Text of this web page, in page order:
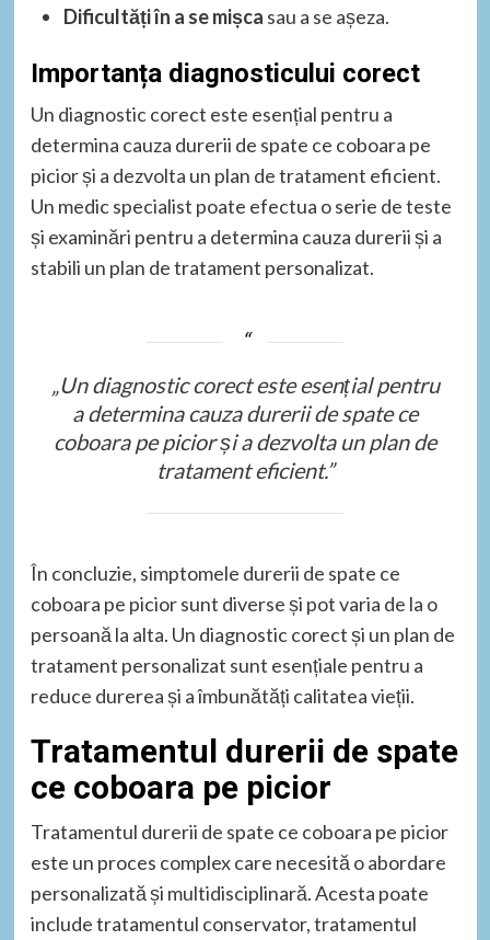
Dificultăți în a se mișca sau a se așeza.
Importanța diagnosticului corect
Un diagnostic corect este esențial pentru a
determina cauza durerii de spate ce coboara pe
picior și a dezvolta un plan de tratament eficient.
Un medic specialist poate efectua o serie de teste
și examinări pentru a determina cauza durerii și a
stabili un plan de tratament personalizat.
„Un diagnostic corect este esențial pentru
a determina cauza durerii de spate ce
coboara pe picior și a dezvolta un plan de
tratament eficient.”
În concluzie, simptomele durerii de spate ce
coboara pe picior sunt diverse și pot varia de la o
persoană la alta. Un diagnostic corect și un plan de
tratament personalizat sunt esențiale pentru a
reduce durerea și a îmbunătăți calitatea vieții.
Tratamentul durerii de spate
ce coboara pe picior
Tratamentul durerii de spate ce coboara pe picior
este un proces complex care necesită o abordare
personalizată și multidisciplinară. Acesta poate
include tratamentul conservator, tratamentul